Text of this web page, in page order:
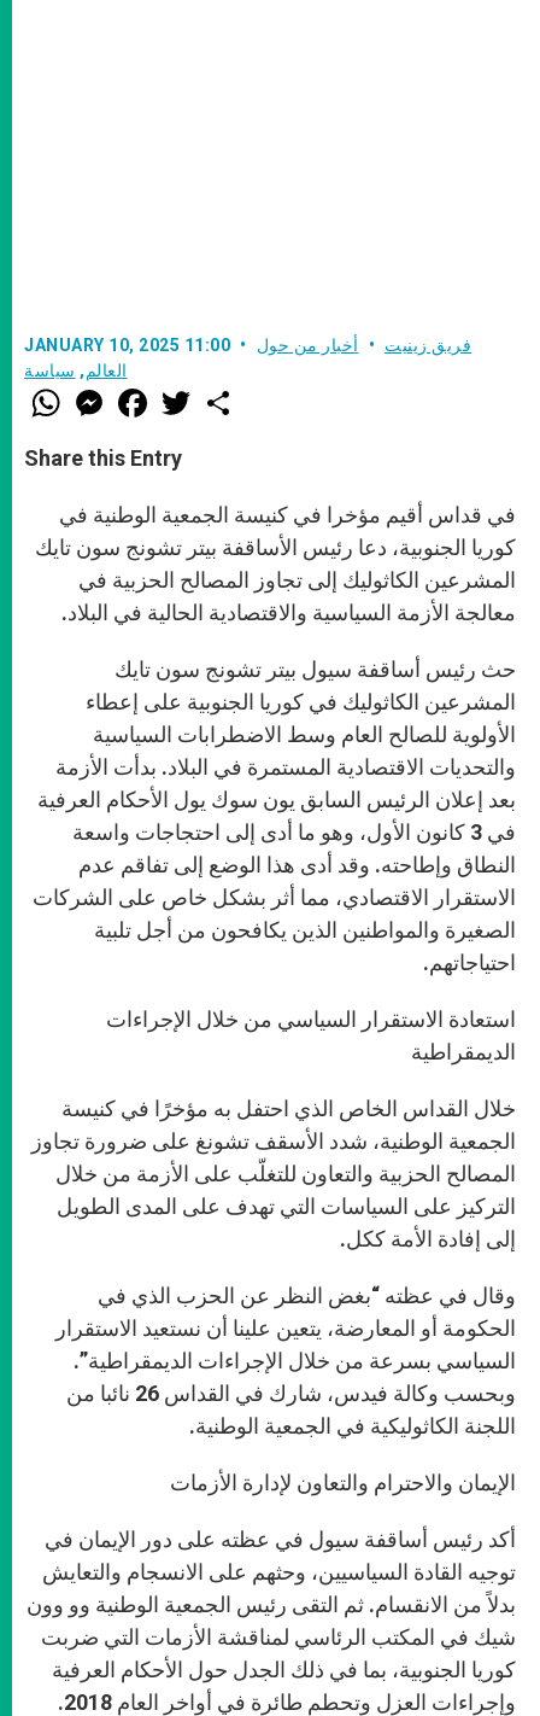
JANUARY 10, 2025 11:00 فريق زينيت
أخبار من حول
العالم , سياسة
W
h
t
s
p
M
e
s
e
g
e
r
F
a
e
b
o
k
w
Share this Entry
في قداس أقيم مؤخرا في كنيسة الجمعية الوطنية في
كوريا الجنوبية، دعا رئيس الأساقفة بيتر تشونج سون تايك
المشرعين الكاثوليك إلى تجاوز المصالح الحزبية في
معالجة الأزمة السياسية والاقتصادية الحالية في البلاد.
حث رئيس أساقفة سيول بيتر تشونج سون تايك
المشرعين الكاثوليك في كوريا الجنوبية على إعطاء
الأولوية للصالح العام وسط الاضطرابات السياسية
والتحديات الاقتصادية المستمرة في البلاد. بدأت الأزمة
بعد إعلان الرئيس السابق يون سوك يول الأحكام العرفية
في 3 كانون الأول، وهو ما أدى إلى احتجاجات واسعة
النطاق وإطاحته. وقد أدى هذا الوضع إلى تفاقم عدم
الاستقرار الاقتصادي، مما أثر بشكل خاص على الشركات
الصغيرة والمواطنين الذين يكافحون من أجل تلبية
احتياجاتهم.
استعادة الاستقرار السياسي من خلال الإجراءات
الديمقراطية
خلال القداس الخاص الذي احتفل به مؤخرًا في كنيسة
الجمعية الوطنية، شدد الأسقف تشونغ على ضرورة تجاوز
المصالح الحزبية والتعاون للتغلّب على الأزمة من خلال
التركيز على السياسات التي تهدف على المدى الطويل
إلى إفادة الأمة ككل.
وقال في عظته “بغض النظر عن الحزب الذي في
الحكومة أو المعارضة، يتعين علينا أن نستعيد الاستقرار
السياسي بسرعة من خلال الإجراءات الديمقراطية”.
وبحسب وكالة فيدس، شارك في القداس 26 نائبا من
اللجنة الكاثوليكية في الجمعية الوطنية.
الإيمان والاحترام والتعاون لإدارة الأزمات
أكد رئيس أساقفة سيول في عظته على دور الإيمان في
توجيه القادة السياسيين، وحثهم على الانسجام والتعايش
بدلاً من الانقسام. ثم التقى رئيس الجمعية الوطنية وو وون
شيك في المكتب الرئاسي لمناقشة الأزمات التي ضربت
كوريا الجنوبية، بما في ذلك الجدل حول الأحكام العرفية
وإجراءات العزل وتحطم طائرة في أواخر العام 2018.